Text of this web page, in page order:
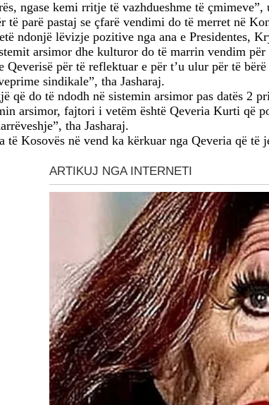
ngase kemi rritje të vazhdueshme të çmimeve”,
parë pastaj se çfarë vendimi do të merret në
ndonjë lëvizje pozitive nga ana e
arsimor dhe kulturor do të marrin vendim
për të reflektuar e për t’u ulur për të
sindikale”, tha Jasharaj.
që do të ndodh në sistemin arsimor pas datës 2
arsimor, fajtori i vetëm është Qeveria Kurti
tha Jasharaj.
të Kosovës në vend ka kërkuar nga Qeveria që